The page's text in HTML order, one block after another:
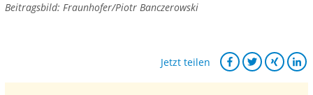
Beitragsbild: Fraunhofer/Piotr Banczerowski
Jetzt teilen